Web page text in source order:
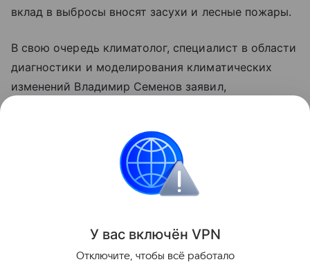
вклад в выбросы вносят засухи и лесные пожары.
В свою очередь климатолог, специалист в области
диагностики и моделирования климатических
изменений Владимир Семенов заявил,
но и ряд преимуществ.
Поделиться
У вас включён VPN
Отключите, чтобы всё работало